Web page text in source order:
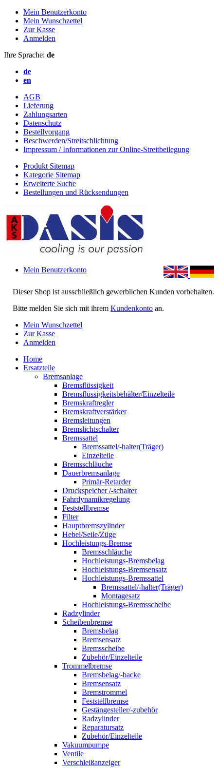
Mein Benutzerkonto
Mein Wunschzettel
Zur Kasse
Anmelden
Ihre Sprache: de
de
en
AGB
Lieferung
Zahlungsarten
Datenschutz
Bestellvorgang
Beschwerden/Streitschlichtung
Impressum / Informationen zur Online-Streitbeilegung
Produkt Sitemap
Kategorie Sitemap
Erweiterte Suche
Bestellungen und Rücksendungen
Dieser Shop ist ausschließlich gewerblichen Kunden vorbehalten.
Bitte melden Sie sich mit ihrem Kundenkonto an.
Mein Benutzerkonto
Mein Wunschzettel
Zur Kasse
Anmelden
Home
Ersatzteile
Bremsanlage
Bremsflüssigkeit
Bremsflüssigkeitsbehälter/Einzelteile
Bremskraftregler
Bremskraftverstärker
Bremsleitungen
Bremslichtschalter
Bremssattel
Bremssattel/-halter(Träger)
Einzelteile
Bremsschläuche
Dauerbremsanlage
Primär-Retarder
Druckspeicher /-schalter
Fahrdynamikregelung
Feststellbremse
Filter
Hauptbremszylinder
Hebel/Seile/Züge
Hochleistungs-Bremse
Bremsschläuche
Hochleistungs-Bremsbelag
Hochleistungs-Bremsensatz
Hochleistungs-Bremssattel
Bremssattel/-halter(Träger)
Montagesatz
Hochleistungs-Bremsscheibe
Radzylinder
Scheibenbremse
Bremsbelag
Bremsensatz
Bremsscheibe
Zubehör/Einzelteile
Trommelbremse
Bremsbelag/-backe
Bremsensatz
Bremstrommel
Feststellbremse
Gestängesteller/-zubehör
Radzylinder
Reparatursatz
Zubehör/Einzelteile
Vakuumpumpe
Ventile
Verschleißanzeiger